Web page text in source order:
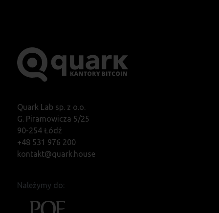
Quark Lab sp. z o.o.
G. Piramowicza 5/25
90-254 Łódź
+48 531 976 200
kontakt@quark.house
Należymy do: